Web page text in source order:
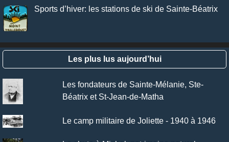
Sports d’hiver: les stations de ski de Sainte-Béatrix
Les plus lus aujourd’hui
Les fondateurs de Sainte-Mélanie, Ste-
Béatrix et St-Jean-de-Matha
Le camp militaire de Joliette - 1940 à 1946